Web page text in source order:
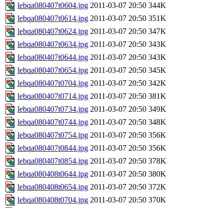
lebqa080407t0604.jpg 2011-03-07 20:50 344K
lebqa080407t0614.jpg 2011-03-07 20:50 351K
lebqa080407t0624.jpg 2011-03-07 20:50 347K
lebqa080407t0634.jpg 2011-03-07 20:50 343K
lebqa080407t0644.jpg 2011-03-07 20:50 343K
lebqa080407t0654.jpg 2011-03-07 20:50 345K
lebqa080407t0704.jpg 2011-03-07 20:50 342K
lebqa080407t0714.jpg 2011-03-07 20:50 381K
lebqa080407t0734.jpg 2011-03-07 20:50 349K
lebqa080407t0744.jpg 2011-03-07 20:50 348K
lebqa080407t0754.jpg 2011-03-07 20:50 356K
lebqa080407t0844.jpg 2011-03-07 20:50 356K
lebqa080407t0854.jpg 2011-03-07 20:50 378K
lebqa080408t0644.jpg 2011-03-07 20:50 380K
lebqa080408t0654.jpg 2011-03-07 20:50 372K
lebqa080408t0704.jpg 2011-03-07 20:50 370K